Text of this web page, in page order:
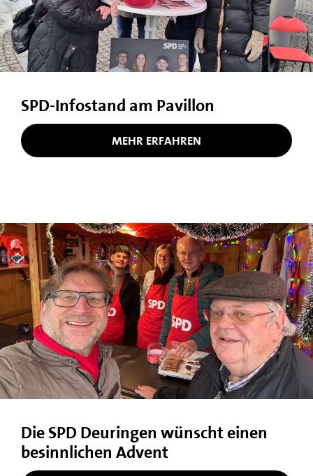
SPD-Infostand am Pavillon
MEHR ERFAHREN
Die SPD Deuringen wünscht einen
besinnlichen Advent